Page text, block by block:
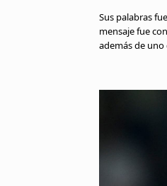
Sus palabras
mensaje fue
además de